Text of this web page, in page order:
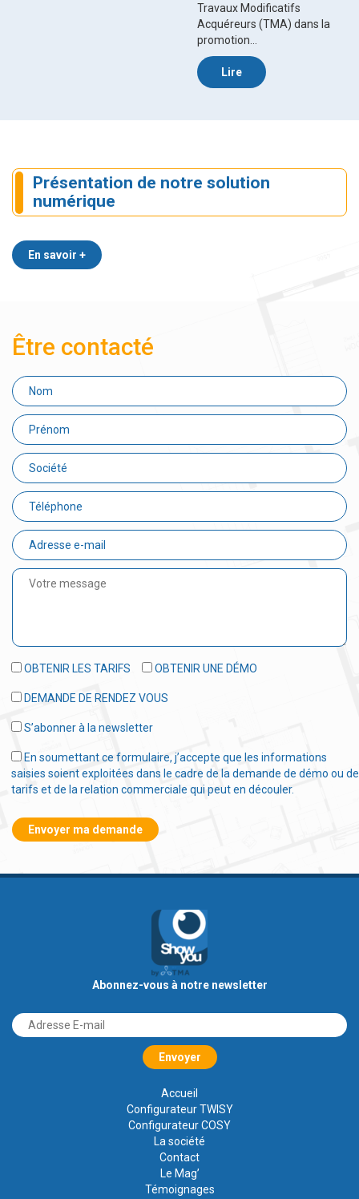
Travaux Modificatifs
Acquéreurs (TMA) dans la
promotion…
Lire
Présentation de notre solution
numérique
En savoir +
Être contacté
OBTENIR LES TARIFS OBTENIR UNE DÉMO
DEMANDE DE RENDEZ VOUS
S’abonner à la newsletter
En soumettant ce formulaire, j’accepte que les informations
saisies soient exploitées dans le cadre de la demande de démo ou de
tarifs et de la relation commerciale qui peut en découler.
Abonnez-vous à notre newsletter
Accueil
Configurateur TWISY
Configurateur COSY
La société
Contact
Le Mag’
Témoignages